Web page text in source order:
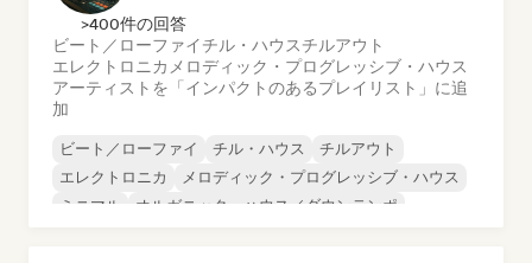
>400件の回答
ビート／ローファイチル・ハウスチルアウト
エレクトロニカ メロディック・プログレッシブ・ハウス
アーティストを「インパクトのあるプレイリスト」に追
加
ビート／ローファイ チル・ハウス
チルアウト
エレクトロニカ
メロディック・プログレッシブ・ハウス
ミニマル
オルガニック・ハウス／ダウンテンポ